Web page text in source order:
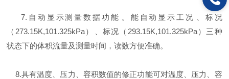
7.自动显示测量数据功能。能自动显示工况、标况
（273.15K,101.325kPa）、标况（293.15K,101.325kPa）三种
状态下的体积流量及测量时间，读数方便准确。
8.具有温度、压力、容积数值的修正功能可对温度、压力、容